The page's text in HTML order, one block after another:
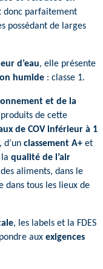
donc parfaitement
possédant de larges
d’eau, elle présente
humide : classe 1.
et de la
de cette
de COV inférieur à 1
, d’un classement A+ et
qualité de l’air
aliments, dans le
tous les lieux de
, les labels et la FDES
aux exigences